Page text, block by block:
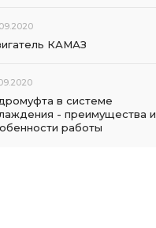
КАМАЗ
в системе
- преимущества и
работы